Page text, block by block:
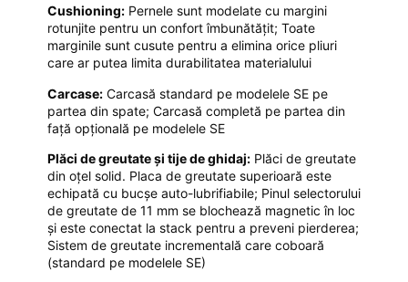
Cushioning:Pernele sunt modelate cu margini
rotunjite pentru un confort îmbunătățit; Toate
marginile sunt cusute pentru a elimina orice pliuri
care ar putea limita durabilitatea materialului
Carcase:Carcasă standard pe modelele SE pe
partea din spate; Carcasă completă pe partea din
față opțională pe modelele SE
Plăci de greutate și tije de ghidaj:Plăci de greutate
din oțel solid. Placa de greutate superioară este
echipată cu bucșe auto-lubrifiabile; Pinul selectorului
de greutate de 11 mm se blochează magnetic în loc
și este conectat la stack pentru a preveni pierderea;
Sistem de greutate incrementală care coboară
(standard pe modelele SE)